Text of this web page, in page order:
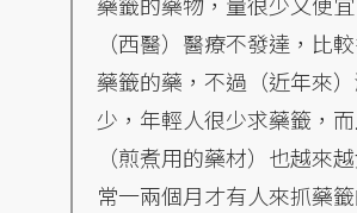
（西醫）醫療不發達，比
藥籤的藥，不過（近年來
少，年輕人很少求藥籤，
（煎煮用的藥材）也越來
常一兩個月才有人來抓藥